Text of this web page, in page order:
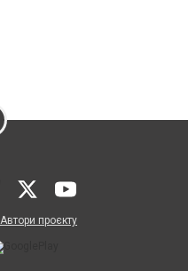
Автори проєкту